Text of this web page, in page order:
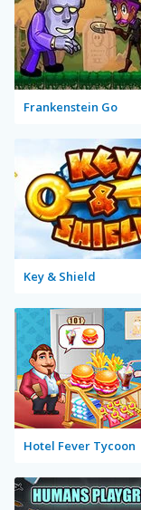
Frankenstein Go
Key & Shield
Hotel Fever Tycoon